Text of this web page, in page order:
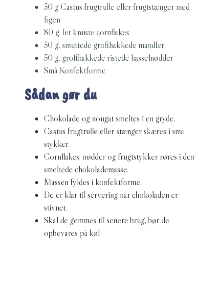
50 g Castus frugtrulle eller frugtstænger med
figen
80 g. let knuste cornflakes
50 g. smuttede grofthakkede mandler
50 g. grofthakkede ristede hasselnødder
Små Konfektforme
Sådan gør du
Chokolade og nougat smeltes i en gryde.
Castus frugtrulle eller stænger skæres i små
stykker.
Cornflakes, nødder og frugtstykker røres i den
smeltede chokolademasse.
Massen fyldes i konfektforme.
De er klar til servering når chokoladen er
stivnet.
Skal de gemmes til senere brug, bør de
opbevares på køl